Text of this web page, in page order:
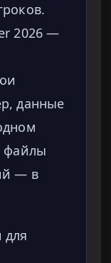
2026 —
данные
файлы
— в
для